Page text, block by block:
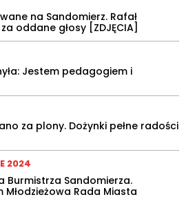
na Sandomierz. Rafał
oddane głosy [ZDJĘCIA]
Jestem pedagogiem i
za plony. Dożynki pełne radości
2024
Sandomierza.
Rada Miasta